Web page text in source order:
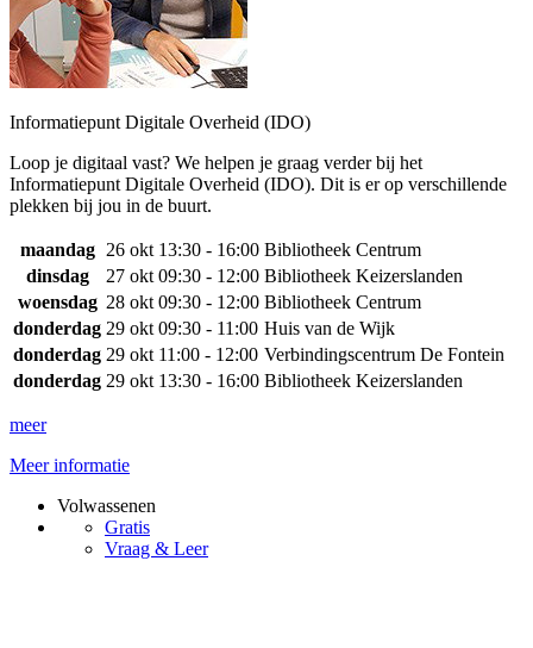
Informatiepunt Digitale Overheid (IDO)
Loop je digitaal vast? We helpen je graag verder bij het
Informatiepunt Digitale Overheid (IDO). Dit is er op verschillende
plekken bij jou in de buurt.
maandag 26 okt 13:30 - 16:00 Bibliotheek Centrum
dinsdag
27 okt 09:30 - 12:00 Bibliotheek Keizerslanden
woensdag 28 okt 09:30 - 12:00 Bibliotheek Centrum
donderdag 29 okt 09:30 - 11:00 Huis van de Wijk
donderdag 29 okt 11:00 - 12:00 Verbindingscentrum De Fontein
donderdag 29 okt 13:30 - 16:00 Bibliotheek Keizerslanden
meer
Meer informatie
Volwassenen
Gratis
Vraag & Leer